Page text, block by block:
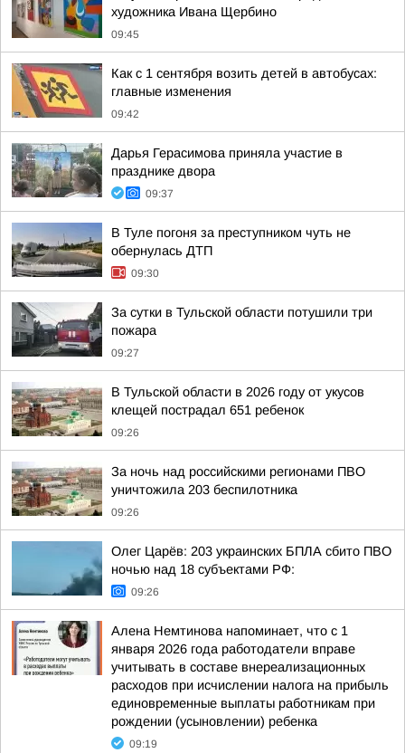
художника Ивана Щербино
09:45
Как с 1 сентября возить детей в автобусах:
главные изменения
09:42
Дарья Герасимова приняла участие в
празднике двора
09:37
В Туле погоня за преступником чуть не
обернулась ДТП
09:30
За сутки в Тульской области потушили три
пожара
09:27
В Тульской области в 2026 году от укусов
клещей пострадал 651 ребенок
09:26
За ночь над российскими регионами ПВО
уничтожила 203 беспилотника
09:26
Олег Царёв: 203 украинских БПЛА сбито ПВО
ночью над 18 субъектами РФ:
09:26
Алена Немтинова напоминает, что с 1
января 2026 года работодатели вправе
учитывать в составе внереализационных
расходов при исчислении налога на прибыль
единовременные выплаты работникам при
рождении (усыновлении) ребенка
09:19